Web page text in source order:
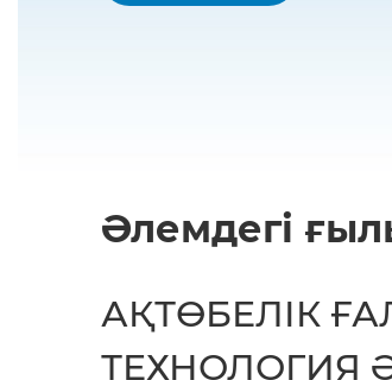
Әлемдегі
АҚТӨБЕЛІК
ТЕХНОЛОГИЯ